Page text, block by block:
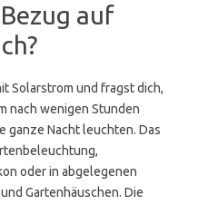
auf
Solarstrom und fragst dich,
nach wenigen Stunden
ganze Nacht leuchten. Das
oder in abgelegenen
Gartenhäuschen. Die